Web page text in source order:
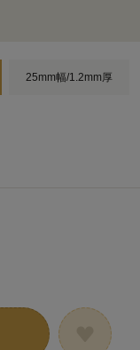
25mm幅/1.2mm厚